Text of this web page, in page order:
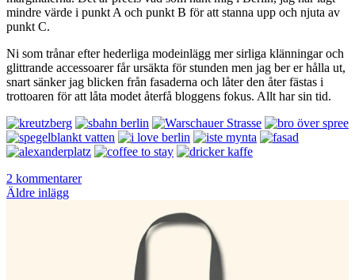
mindre värde i punkt A och punkt B för att stanna upp och njuta av
punkt C.
Ni som trånar efter hederliga modeinlägg mer sirliga klänningar och
glittrande accessoarer får ursäkta för stunden men jag ber er hålla ut,
snart sänker jag blicken från fasaderna och låter den åter fästas i
trottoaren för att låta modet återfå bloggens fokus. Allt har sin tid.
2 kommentarer
Inläggsnavigering
Äldre inlägg